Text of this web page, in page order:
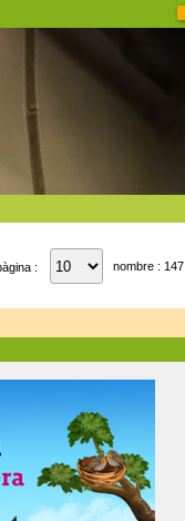
: nombre : 147